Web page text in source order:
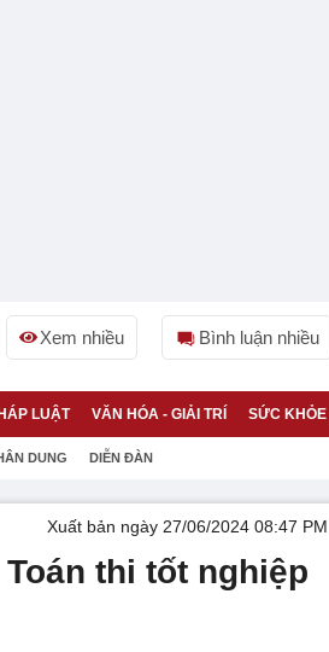
Xem nhiều Bình luận nhiều
LUẬT VĂN HÓA - GIẢI TRÍ SỨC KHỎE
DUNG DIỄN ĐÀN
Xuất bản ngày 27/06/2024 08:47 PM
thi tốt nghiệp